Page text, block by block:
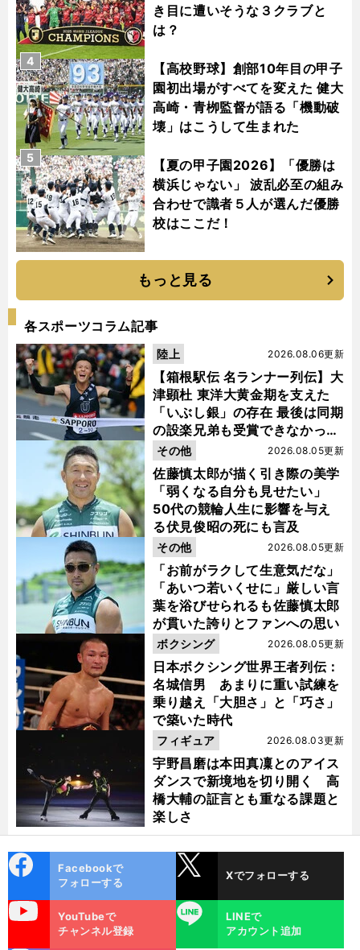
き目に遭いそうな３クラブと
は？
【高校野球】創部10年目の甲子
園初出場がすべてを変えた 健大
高崎・青栁監督が語る「機動破
壊」はこうして生まれた
4
【夏の甲子園2026】「優勝は
横浜じゃない」 波乱必至の組み
合わせで識者５人が選んだ優勝
校はここだ！
5
もっと見る
各スポーツコラム記事
【箱根駅伝 名ランナー列伝】大
津顕杜 東洋大黄金期を支えた
「いぶし銀」の存在 最後は同期
の設楽兄弟も受賞できなかった
金栗杯に輝く
2026.08.06更新
陸上
佐藤慎太郎が描く引き際の美学
「弱くなる自分も見せたい」
50代の競輪人生に影響を与え
る伏見俊昭の死にも言及
2026.08.05更新
その他
「お前がラクして生意気だな」
「あいつ若いくせに」厳しい言
葉を浴びせられるも佐藤慎太郎
が貫いた誇りとファンへの思い
2026.08.05更新
その他
日本ボクシング世界王者列伝：
名城信男 あまりに重い試練を
乗り越え「大胆さ」と「巧さ」
で築いた時代
2026.08.05更新
ボクシング
宇野昌磨は本田真凜とのアイス
ダンスで新境地を切り開く 高
橋大輔の証言とも重なる課題と
楽しさ
2026.08.03更新
フィギュア
ok
Facebookで
フォローする
Xでフォローする
YouTubeで
チャンネル登録
LINE
LINEで
アカウント追加